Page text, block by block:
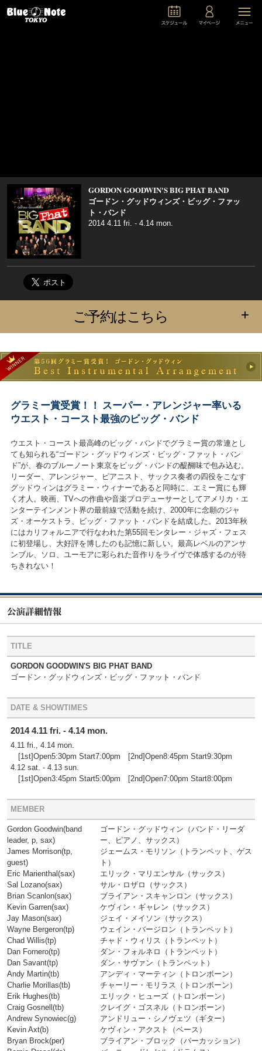
GORDON GOODWIN'S BIG PHAT BAND
ゴードン・グッドウィンズ・ビッグ・ファッ
ト・バンド
2014 4.11 fri. - 4.14 mon.
ご予約はこちら +
グラミー賞受賞！！ スーパー・アレンジャー率いる
ウエスト・コースト最強のビッグ・バンド
ウエスト・コースト最高峰のビッグ・バンドでグラミー賞の常連とし
ても知られる“ゴードン・グッドウィンズ・ビッグ・ファット・バン
ド”が、春のブルーノート東京をビッグ・バンドの醍醐味で包み込む。
リーダー、アレンジャー、ピアニスト、サックス奏者の四役をこなす
グッドウィンはグラミー・ウィナーであると同時に、エミー賞にも輝
く才人。映画、TVへの作曲や音楽プロデューサーとしてアメリカ・エ
ンターテインメント界の最前線で活動を続け、2000年に念願のジャ
ズ・オーケストラ、ビッグ・ファット・バンドを結成した。2013年秋
にはカリフォルニアで行なわれた第55回モンタレー・ジャズ・フェス
に初登場し、大好評を博したのも記憶に新しい。最高レベルのアンサ
ンブル、ソロ、ユーモアに彩られた音作りをライヴで体感するのが待
ちきれない！
TITLE
GORDON GOODWIN'S BIG PHAT BAND
ゴードン・グッドウィンズ・ビッグ・ファット・バンド
DATE & SHOWTIMES
2014 4.11 fri. - 4.14 mon.
4.11 fri., 4.14 mon.
[1st]Open5:30pm Start7:00pm [2nd]Open8:45pm Start9:30pm
4.12 sat. - 4.13 sun.
[1st]Open3:45pm Start5:00pm [2nd]Open7:00pm Start8:00pm
MEMBER
Gordon Goodwin(band
leader, p, sax)
ゴードン・グッドウィン（バンド・リーダ
ー、ピアノ、サックス）
James Morrison(tp,
guest)
ジェームス・モリソン（トランペット、ゲス
ト）
Eric Marienthal(sax)
エリック・マリエンサル（サックス）
Sal Lozano(sax)
サル・ロザロ（サックス）
Brian Scanlon(sax)
ブライアン・スキャンロン（サックス）
Kevin Garren(sax)
ケヴィン・ギャレン（サックス）
Jay Mason(sax)
ジェイ・メイソン（サックス）
Wayne Bergeron(tp)
ウェイン・バージロン（トランペット）
Chad Willis(tp)
チャド・ウィリス（トランペット）
Dan Fornero(tp)
ダン・フォルネロ（トランペット）
Dan Savant(tp)
ダン・サヴァン（トランペット）
Andy Martin(tb)
アンディ・マーティン（トロンボーン）
Charlie Morillas(tb)
チャーリー・モリラス（トロンボーン）
Erik Hughes(tb)
エリック・ヒューズ（トロンボーン）
Craig Gosnell(tb)
クレイグ・ゴスネル（トロンボーン）
Andrew Synowiec(g)
アンドリュー・シノヴェツ（ギター）
Kevin Axt(b)
ケヴィン・アクスト（ベース）
Bryan Brock(per)
ブライアン・ブロック（パーカッション）